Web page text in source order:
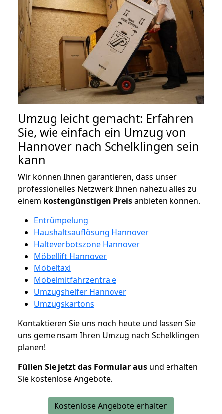
Umzug leicht gemacht: Erfahren
Sie, wie einfach ein Umzug von
Hannover nach Schelklingen sein
kann
Wir können Ihnen garantieren, dass unser
professionelles Netzwerk Ihnen nahezu alles zu
einem kostengünstigen Preisanbieten können.
Entrümpelung
Haushaltsauflösung Hannover
Halteverbotszone Hannover
Möbellift Hannover
Möbeltaxi
Möbelmitfahrzentrale
Umzugshelfer Hannover
Umzugskartons
Kontaktieren Sie uns noch heute und lassen Sie
uns gemeinsam Ihren Umzug nach Schelklingen
planen!
Füllen Sie jetzt das Formular aus und erhalten
Sie kostenlose Angebote.
Kostenlose Angebote erhalten